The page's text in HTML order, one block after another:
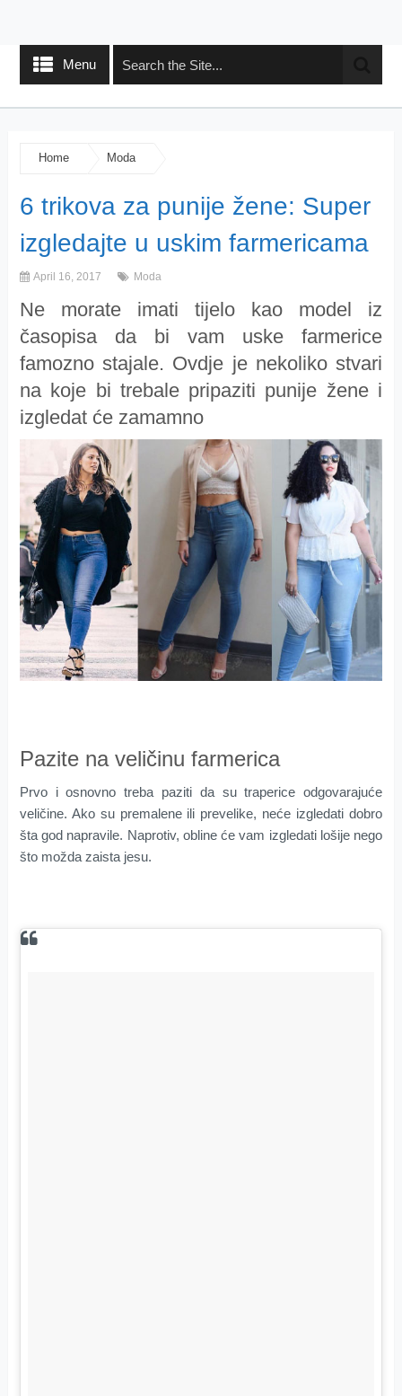
Menu
Home Moda
6 trikova za punije žene: Super
izgledajte u uskim farmericama
April 16, 2017 Moda
Ne morate imati tijelo kao model iz
časopisa da bi vam uske farmerice
famozno stajale. Ovdje je nekoliko stvari
na koje bi trebale pripaziti punije žene i
izgledat će zamamno
Pazite na veličinu farmerica
Prvo i osnovno treba paziti da su traperice odgovarajuće
veličine. Ako su premalene ili prevelike, neće izgledati dobro
šta god napravile. Naprotiv, obline će vam izgledati lošije nego
što možda zaista jesu.